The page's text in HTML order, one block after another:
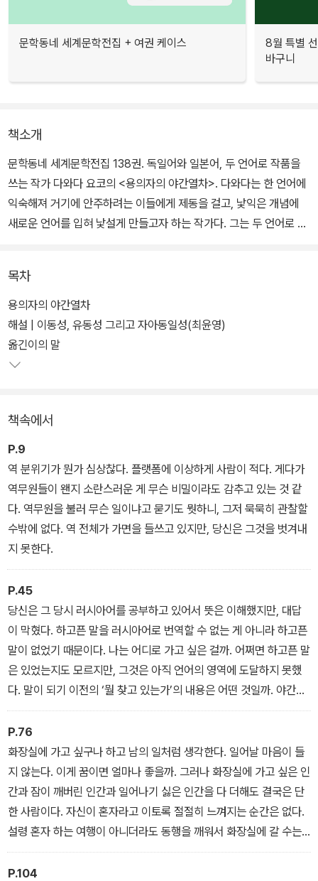
문학동네 세계문학전집 + 여권 케이스
8월 특별
바구니
책소개
문학동네 세계문학전집 138권. 독일어와 일본어, 두 언어로 작품을
쓰는 작가 다와다 요코의 <용의자의 야간열차>. 다와다는 한 언어에
익숙해져 거기에 안주하려는 이들에게 제동을 걸고, 낯익은 개념에
새로운 언어를 입혀 낯설게 만들고자 하는 작가다. 그는 두 언어로 글
<용의자의 야간열차>는 다와다 요코의 작품 세계가 잘 드러나 있는
소설이다. 소설 속에서 '당신'은 야간열차를 타고 유럽과 아시아로 여
행을 떠난다. 이 여행은 시기도 배경도 명확하지 않으며 여행자가 누
구인지, 목적지가 어디인지조차 분명하지 않다. 그저 시간과 공간의
목차
용의자의 야간열차
해설 | 이동성, 유동성 그리고 자아동일성(최윤영)
옮긴이의 말
책속에서
P.9
역 분위기가 뭔가 심상찮다. 플랫폼에 이상하게 사람이 적다. 게다가
역무원들이 왠지 소란스러운 게 무슨 비밀이라도 감추고 있는 것 같
다. 역무원을 불러 무슨 일이냐고 묻기도 뭣하니, 그저 묵묵히 관찰할
수밖에 없다. 역 전체가 가면을 들쓰고 있지만, 당신은 그것을 벗겨내
지 못한다.
P.45
당신은 그 당시 러시아어를 공부하고 있어서 뜻은 이해했지만, 대답
이 막혔다. 하고픈 말을 러시아어로 번역할 수 없는 게 아니라 하고픈
말이 없었기 때문이다. 나는 어디로 가고 싶은 걸까. 어쩌면 하고픈 말
은 있었는지도 모르지만, 그것은 아직 언어의 영역에 도달하지 못했
다. 말이 되기 이전의 ‘뭘 찾고 있는가’의 내용은 어떤 것일까. 야간열
차의 선로 소리 같은 걸까.
P.76
화장실에 가고 싶구나 하고 남의 일처럼 생각한다. 일어날 마음이 들
지 않는다. 이게 꿈이면 얼마나 좋을까. 그러나 화장실에 가고 싶은 인
간과 잠이 깨버린 인간과 일어나기 싫은 인간을 다 더해도 결국은 단
한 사람이다. 자신이 혼자라고 이토록 절절히 느껴지는 순간은 없다.
설령 혼자 하는 여행이 아니더라도 동행을 깨워서 화장실에 갈 수는
없다. 인간은 화장실에 갈 때는 늘 혼자다. 피할 길 없는 운명인 것이
다.
P.104